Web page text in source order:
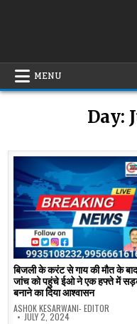
MENU
Day:
बिजली के करंट से गाय की मौत के
जांच को पहुंचे ईओ ने एक हफ्ते में
बनाने का दिया आश्वासन
ASHOK KESARWANI- EDITOR
JULY 2, 2024